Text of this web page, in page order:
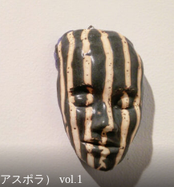
スポラ） vol.1